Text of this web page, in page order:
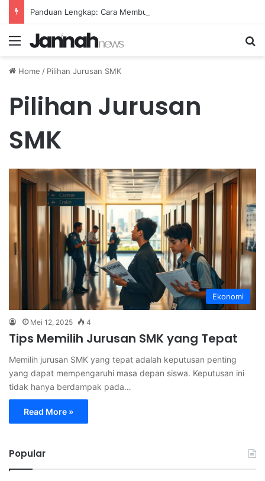
Menu
Home / Pilihan Jurusan SMK
Pilihan Jurusan
SMK
Ekonomi
Mei 12, 2025 4
Tips Memilih Jurusan SMK yang Tepat
Memilih jurusan SMK yang tepat adalah keputusan penting
yang dapat mempengaruhi masa depan siswa. Keputusan ini
tidak hanya berdampak pada…
Read More »
Popular